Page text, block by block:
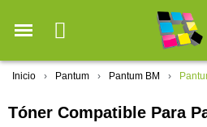
Inicio Pantum Pantum BM
Tóner Compatible Para